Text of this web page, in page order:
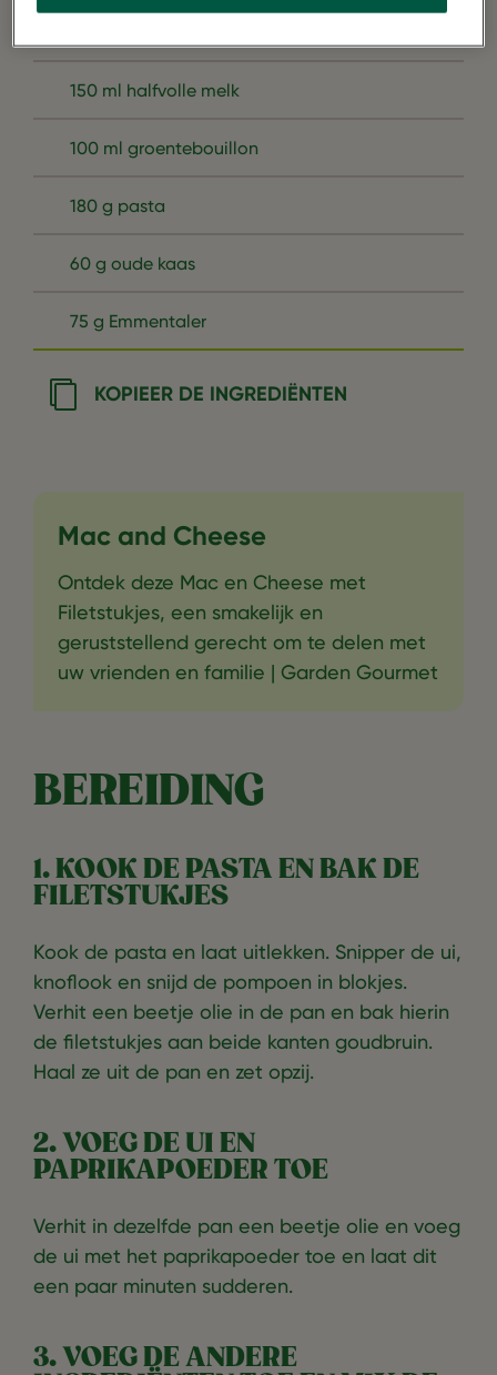
150 ml halfvolle melk
100 ml groentebouillon
180 g pasta
60 g oude kaas
75 g Emmentaler
KOPIEER DE INGREDIËNTEN
Mac and Cheese
Ontdek deze Mac en Cheese met
Filetstukjes, een smakelijk en
geruststellend gerecht om te delen met
uw vrienden en familie | Garden Gourmet
BEREIDING
1. KOOK DE PASTA EN BAK DE
FILETSTUKJES
Kook de pasta en laat uitlekken. Snipper de ui,
knoflook en snijd de pompoen in blokjes.
Verhit een beetje olie in de pan en bak hierin
de filetstukjes aan beide kanten goudbruin.
Haal ze uit de pan en zet opzij.
2. VOEG DE UI EN
PAPRIKAPOEDER TOE
Verhit in dezelfde pan een beetje olie en voeg
de ui met het paprikapoeder toe en laat dit
een paar minuten sudderen.
3. VOEG DE ANDERE